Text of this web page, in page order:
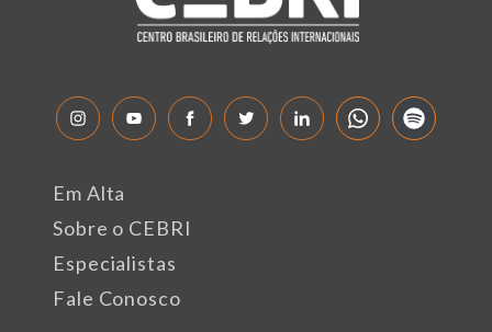
Em Alta
Sobre o CEBRI
Especialistas
Fale Conosco